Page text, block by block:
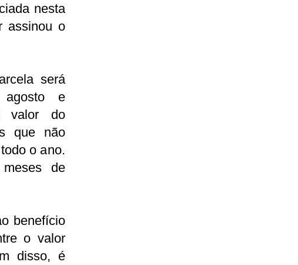
nesta
assinou o
será
e
valor do
que não
o ano.
de
benefício
o valor
disso, é